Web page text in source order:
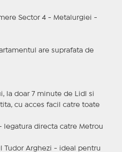
Sector 4 - Metalurgiei -
are suprafata de
la doar 7 minute de Lidl si
cu acces facil catre toate
legatura directa catre Metrou
Tudor Arghezi - ideal pentru